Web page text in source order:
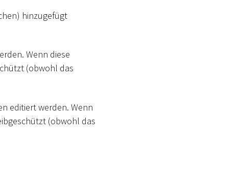
hinzugefügt
Wenn diese
(obwohl das
editiert werden. Wenn
(obwohl das